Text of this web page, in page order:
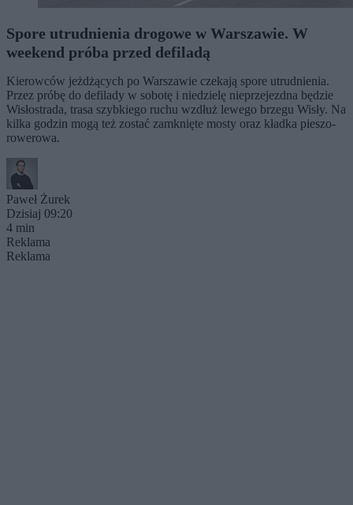
Spore utrudnienia drogowe w Warszawie. W
weekend próba przed defiladą
Kierowców jeżdżących po Warszawie czekają spore utrudnienia.
Przez próbę do defilady w sobotę i niedzielę nieprzejezdna będzie
Wisłostrada, trasa szybkiego ruchu wzdłuż lewego brzegu Wisły. Na
kilka godzin mogą też zostać zamknięte mosty oraz kładka pieszo-
rowerowa.
Paweł Żurek
Dzisiaj 09:20
4 min
Reklama
Reklama